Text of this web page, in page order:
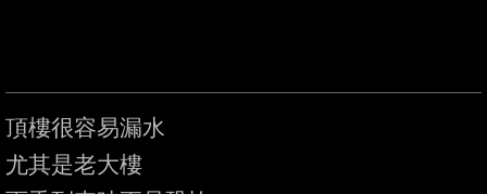
頂樓很容易漏水
尤其是老大樓